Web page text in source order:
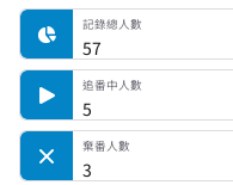
記錄總人數
57
追番中人數
5
棄番人數
3